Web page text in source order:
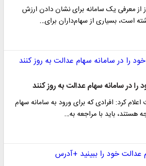
از معرفی یک سامانه برای نشان دادن ارزش
است، بسیاری از سهام‌داران برای…
در سامانه سهام عدالت به روز کنند
کرد: افرادی که برای ورود به سامانه سهام
هستند، باید با مراجعه به…